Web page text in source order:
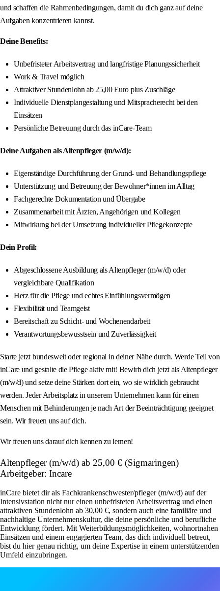
und schaffen die Rahmenbedingungen, damit du dich ganz auf deine
Aufgaben konzentrieren kannst.
Deine Benefits:
Unbefristeter Arbeitsvertrag und langfristige Planungssicherheit
Work & Travel möglich
Attraktiver Stundenlohn ab 25,00 Euro plus Zuschläge
Individuelle Dienstplangestaltung und Mitspracherecht bei den
Einsätzen
Persönliche Betreuung durch das inCare-Team
Deine Aufgaben als Altenpfleger (m/w/d):
Eigenständige Durchführung der Grund- und Behandlungspflege
Unterstützung und Betreuung der Bewohner*innen im Alltag
Fachgerechte Dokumentation und Übergabe
Zusammenarbeit mit Ärzten, Angehörigen und Kollegen
Mitwirkung bei der Umsetzung individueller Pflegekonzepte
Dein Profil:
Abgeschlossene Ausbildung als Altenpfleger (m/w/d) oder
vergleichbare Qualifikation
Herz für die Pflege und echtes Einfühlungsvermögen
Flexibilität und Teamgeist
Bereitschaft zu Schicht- und Wochenendarbeit
Verantwortungsbewusstsein und Zuverlässigkeit
Starte jetzt bundesweit oder regional in deiner Nähe durch. Werde Teil von
inCare und gestalte die Pflege aktiv mit! Bewirb dich jetzt als Altenpfleger
(m/w/d) und setze deine Stärken dort ein, wo sie wirklich gebraucht
werden. Jeder Arbeitsplatz in unserem Unternehmen kann für einen
Menschen mit Behinderungen je nach Art der Beeinträchtigung geeignet
sein. Wir freuen uns auf dich.
Wir freuen uns darauf dich kennen zu lernen!
Altenpfleger (m/w/d) ab 25,00 € (Sigmaringen)
Arbeitgeber: Incare
inCare bietet dir als Fachkrankenschwester/pfleger (m/w/d) auf der
Intensivstation nicht nur einen unbefristeten Arbeitsvertrag und einen
attraktiven Stundenlohn ab 30,00 €, sondern auch eine familiäre und
nachhaltige Unternehmenskultur, die deine persönliche und berufliche
Entwicklung fördert. Mit Weiterbildungsmöglichkeiten, wohnortnahen
Einsätzen und einem engagierten Team, das dich individuell betreut,
bist du hier genau richtig, um deine Expertise in einem unterstützenden
Umfeld einzubringen.